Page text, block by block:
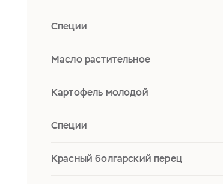
Специи
Масло растительное
Картофель молодой
Специи
Красный болгарский перец